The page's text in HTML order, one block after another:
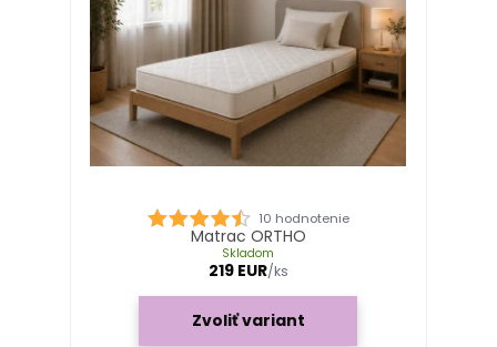
10 hodnotenie
Matrac ORTHO
219 EUR/ks
Skladom
Zvoliť variant